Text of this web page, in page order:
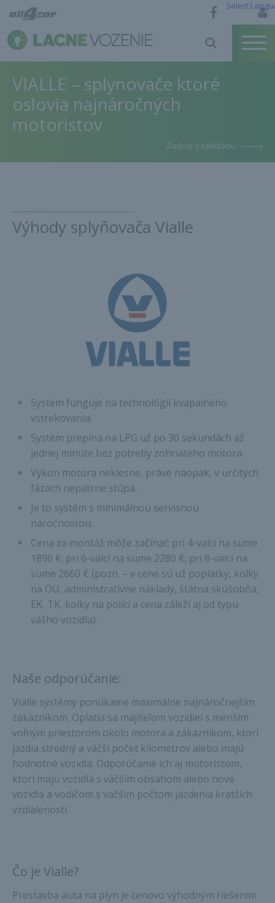
Select
VIALLE – splynovače ktoré
oslovia najnáročných
motoristov
Žiadosť o kalkuláciu
Výhody splyňovača Vialle
Systém funguje na technológií kvapalného
vstrekovania.
Systém prepína na LPG už po 30 sekundách až
jednej minúte bez potreby zohriateho motora.
Výkon motora neklesne, práve naopak, v určitých
fázach nepatrne stúpa.
Je to systém s minimálnou servisnou
náročnosťou.
Cena za montáž môže začínať: pri 4-valci na sume
1890 €; pri 6-valci na sume 2280 €; pri 8-valci na
sume 2660 € (pozn. – v cene sú už poplatky, kolky
na OU, administratívne náklady, štátna skúšobňa,
EK, TK, kolky na polící a cena záleží aj od typu
vášho vozidla).
Naše odporúčanie:
Vialle systémy ponúkame maximálne najnáročnejším
zákazníkom. Oplatia sa majiteľom vozidiel s menším
voľným priestorom okolo motora a zákazníkom, ktorí
jazdia stredný a väčší počet kilometrov alebo majú
hodnotné vozidlá. Odporúčame ich aj motoristom,
ktorí majú vozidlá s väčším obsahom alebo nové
vozidlá a vodičom s vačším počtom jazdenia kratších
vzdialeností.
Čo je Vialle?
Prestavba auta na plyn je cenovo výhodným riešením